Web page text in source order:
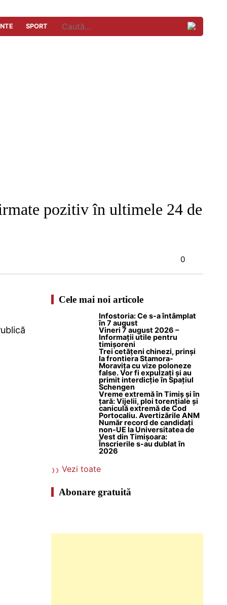
SPORT
pozitiv în ultimele 24 de
0
Cele mai noi articole
Infostoria: Ce s-a întâmplat
în 7 august
Vineri 7 august 2026 –
Informații utile pentru
timișoreni
Trei cetățeni chinezi, prinși
la frontiera Stamora-
Moravița cu vize poloneze
false. Vor fi expulzați și au
primit interdicție în Spațiul
Schengen
Vreme extremă în Timiș și în
țară: Vijelii, ploi torențiale și
caniculă extremă de Cod
Portocaliu. Avertizările ANM
Număr record de candidați
non-UE la Universitatea de
Vest din Timișoara:
Înscrierile s-au dublat în
2026
Vezi toate
Abonare gratuită